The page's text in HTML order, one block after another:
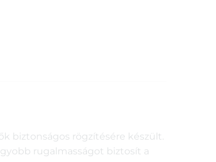
biztonságos rögzítésére készült.
rugalmasságot biztosít a